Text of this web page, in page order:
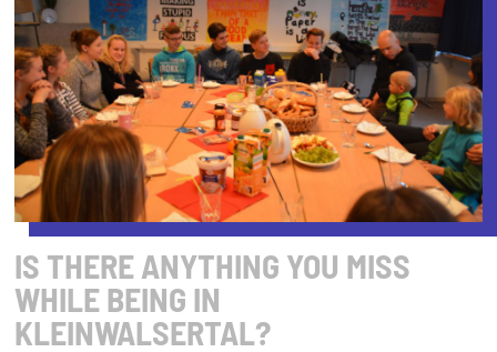
IS THERE ANYTHING YOU MISS
WHILE BEING IN
KLEINWALSERTAL?